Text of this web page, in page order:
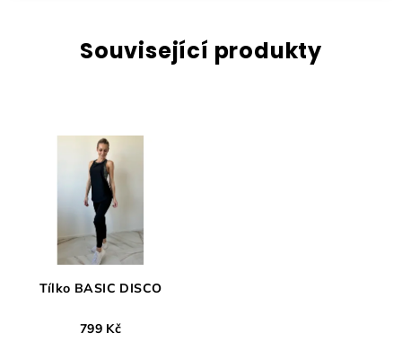
Související produkty
Tílko BASIC DISCO
799 Kč